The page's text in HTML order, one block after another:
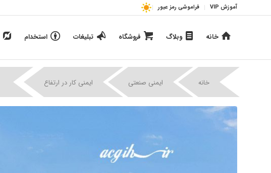
آموزش VIP فراموشی رمز عبور
خانه وبلاگ فروشگاه تبلیغات استخدام
خانه ایمنی صنعتی | ایمنی کار در ارتفاع